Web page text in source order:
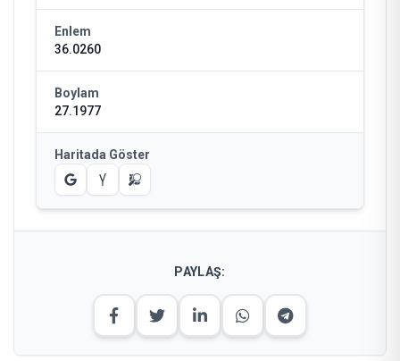
Enlem
36.0260
Boylam
27.1977
Haritada Göster
PAYLAŞ: